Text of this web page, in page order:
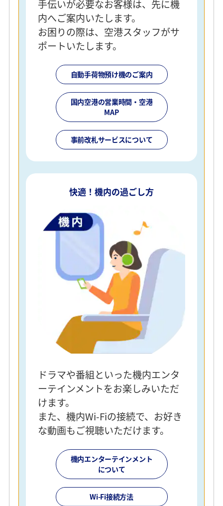
手伝いが必要なお客様は、先に機
内へご案内いたします。
お困りの際は、空港スタッフがサ
ポートいたします。
自動手荷物預け機のご案内
国内空港の営業時間・空港
MAP
事前改札サービスについて
快適！機内の過ごし方
ドラマや番組といった機内エンタ
ーテインメントをお楽しみいただ
けます。
また、機内Wi-Fiの接続で、お好き
な動画もご視聴いただけます。
機内エンターテインメント
について
Wi-Fi接続方法